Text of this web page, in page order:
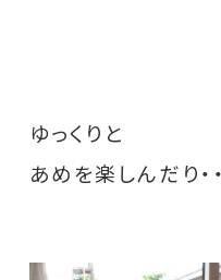
ゆっくりと
あめを楽しんだり・